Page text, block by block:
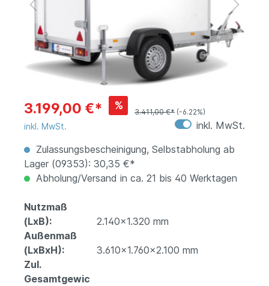
3.199,00 €* %
3.411,00 €* (-6.22%)
inkl. MwSt.
inkl. MwSt.
Zulassungsbescheinigung, Selbstabholung ab
Lager (09353): 30,35 €*
Abholung/Versand in ca. 21 bis 40 Werktagen
Nutzmaß
(LxB):
2.140x1.320 mm
Außenmaß
(LxBxH):
3.610x1.760x2.100 mm
Zul.
Gesamtgewic